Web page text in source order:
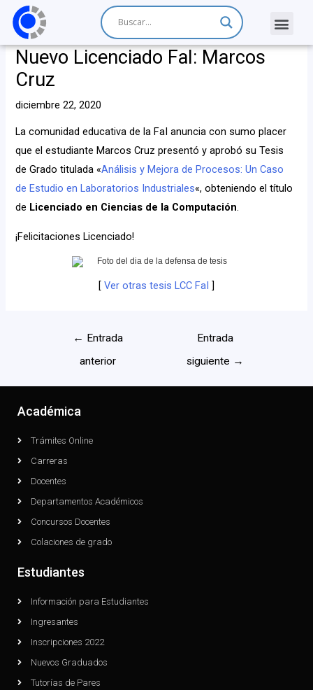
Nuevo Licenciado FaI: Marcos
Cruz
diciembre 22, 2020
La comunidad educativa de la FaI anuncia con sumo placer
que el estudiante Marcos Cruz presentó y aprobó su Tesis
de Grado titulada «Análisis y Mejora de Procesos: Un Caso
de Estudio en Laboratorios Industriales«, obteniendo el título
de Licenciado en Ciencias de la Computación.
¡Felicitaciones Licenciado!
[ Ver otras tesis LCC FaI ]
← Entrada
anterior
Entrada
siguiente →
Académica
Trámites Online
Carreras
Docentes
Departamentos Académicos
Concursos Docentes
Colaciones de grado
Estudiantes
Información para Estudiantes
Ingresantes
Inscripciones 2022
Nuevos Graduados
Tutorías de Pares